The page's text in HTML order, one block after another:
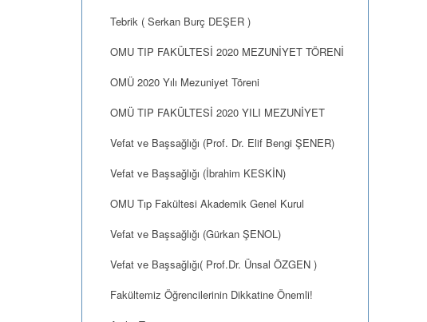
Tebrik ( Serkan Burç DEŞER )
OMU TIP FAKÜLTESİ 2020 MEZUNİYET TÖRENİ
OMÜ 2020 Yılı Mezuniyet Töreni
OMÜ TIP FAKÜLTESİ 2020 YILI MEZUNİYET
Vefat ve Başsağlığı (Prof. Dr. Elif Bengi ŞENER)
Vefat ve Başsağlığı (İbrahim KESKİN)
OMU Tıp Fakültesi Akademik Genel Kurul
Vefat ve Başsağlığı (Gürkan ŞENOL)
Vefat ve Başsağlığı( Prof.Dr. Ünsal ÖZGEN )
Fakültemiz Öğrencilerinin Dikkatine Önemli!